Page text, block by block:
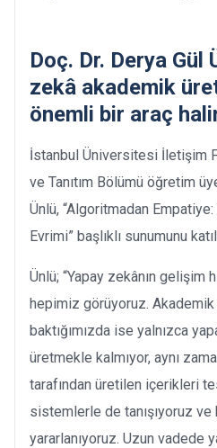
Doç. Dr. Derya Gül
zekâ akademik
önemli bir araç
İstanbul Üniversitesi İletişim
ve Tanıtım Bölümü öğretim
Ünlü, “Algoritmadan
Evrimi” başlıklı sunumunu
Ünlü; “Yapay zekânın gelişim
hepimiz görüyoruz. Akademik
baktığımızda ise yalnızca
üretmekle kalmıyor, aynı
tarafından üretilen içerikleri
sistemlerle de tanışıyoruz ve
yararlanıyoruz. Uzun vadede